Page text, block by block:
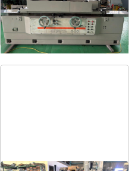
形 式GP-30B-100H
年 式1991